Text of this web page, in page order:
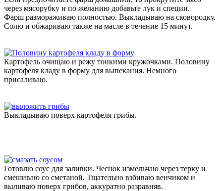
через мясорубку и по желанию добавьте лук и специи.
Фарш размораживаю полностью. Выкладываю на сковородку.
Солю и обжариваю также на масле в течение 15 минут.
Картофель очищаю и режу тонкими кружочками. Половину
картофеля кладу в форму для выпекания. Немного
присаливаю.
Выкладываю поверх картофеля грибы.
Готовлю соус для заливки. Чеснок измельчаю через терку и
смешиваю со сметаной. Тщательно взбиваю венчиком и
выливаю поверх грибов, аккуратно разравняв.